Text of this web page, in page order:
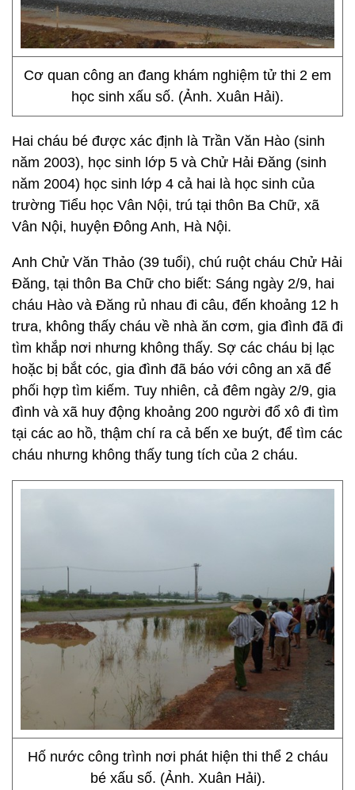
Cơ quan công an đang khám nghiệm tử thi 2 em
học sinh xấu số. (Ảnh. Xuân Hải).
Hai cháu bé được xác định là Trần Văn Hào (sinh
năm 2003), học sinh lớp 5 và Chử Hải Đăng (sinh
năm 2004) học sinh lớp 4 cả hai là học sinh của
trường Tiểu học Vân Nội, trú tại thôn Ba Chữ, xã
Vân Nội, huyện Đông Anh, Hà Nội.
Anh Chử Văn Thảo (39 tuổi), chú ruột cháu Chử Hải
Đăng, tại thôn Ba Chữ cho biết: Sáng ngày 2/9, hai
cháu Hào và Đăng rủ nhau đi câu, đến khoảng 12 h
trưa, không thấy cháu về nhà ăn cơm, gia đình đã đi
tìm khắp nơi nhưng không thấy. Sợ các cháu bị lạc
hoặc bị bắt cóc, gia đình đã báo với công an xã để
phối hợp tìm kiếm. Tuy nhiên, cả đêm ngày 2/9, gia
đình và xã huy động khoảng 200 người đổ xô đi tìm
tại các ao hồ, thậm chí ra cả bến xe buýt, để tìm các
cháu nhưng không thấy tung tích của 2 cháu.
Hố nước công trình nơi phát hiện thi thể 2 cháu
bé xấu số. (Ảnh. Xuân Hải).